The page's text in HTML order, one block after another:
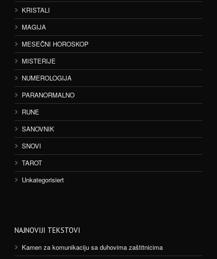
KRISTALI
MAGIJA
MESEČNI HOROSKOP
MISTERIJE
NUMEROLOGIJA
PARANORMALNO
RUNE
SANOVNIK
SNOVI
TAROT
Unkategorisiert
NAJNOVIJI TEKSTOVI
Kamen za komunikaciju sa duhovima zaštitnicima